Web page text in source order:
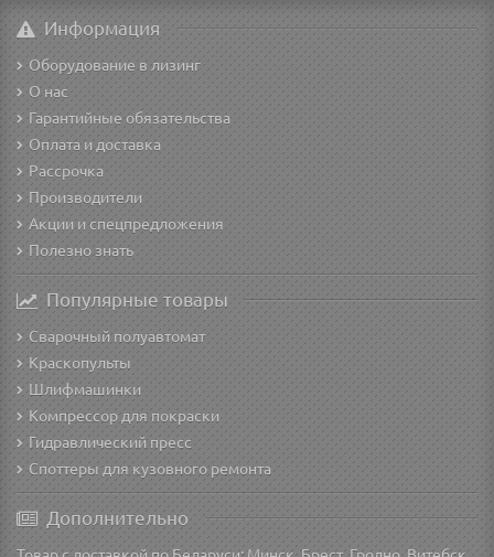
Информация
Оборудование в лизинг
О нас
Гарантийные обязательства
Оплата и доставка
Рассрочка
Производители
Акции и спецпредложения
Полезно знать
Популярные товары
Сварочный полуавтомат
Краскопульты
Шлифмашинки
Компрессор для покраски
Гидравлический пресс
Споттеры для кузовного ремонта
Дополнительно